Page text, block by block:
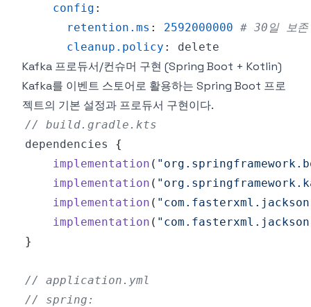
config :
retention.ms : 2592000000 # 30일 보존
cleanup.policy :
Kafka 프로듀서/컨슈머 구현 (Spring Boot + Kotlin)
Kafka를 이벤트 스토어로 활용하는 Spring Boot 프로
젝트의 기본 설정과 프로듀서 구현이다.
// build.gradle.kts
dependencies {
implementation (
implementation (
implementation (
implementation (
}
// application.yml
// spring: